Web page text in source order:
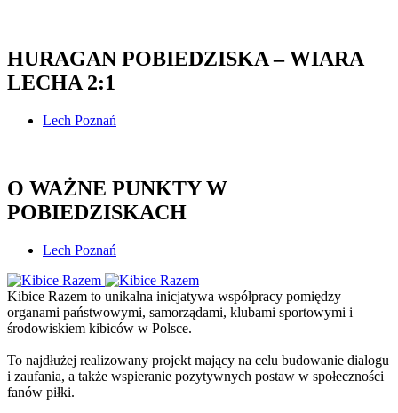
HURAGAN POBIEDZISKA – WIARA
LECHA 2:1
Lech Poznań
O WAŻNE PUNKTY W
POBIEDZISKACH
Lech Poznań
Kibice Razem to unikalna inicjatywa współpracy pomiędzy
organami państwowymi, samorządami, klubami sportowymi i
środowiskiem kibiców w Polsce.
To najdłużej realizowany projekt mający na celu budowanie dialogu
i zaufania, a także wspieranie pozytywnych postaw w społeczności
fanów piłki.